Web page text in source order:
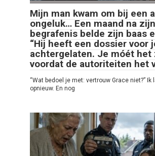
Mijn man kwam om bij een
ongeluk… Een maand na zijn
begrafenis belde zijn baas
“Hij heeft een dossier voor
achtergelaten. Je móét het
voordat de autoriteiten het
“Wat bedoel je met: vertrouw Grace niet?” Ik
opnieuw. En nog